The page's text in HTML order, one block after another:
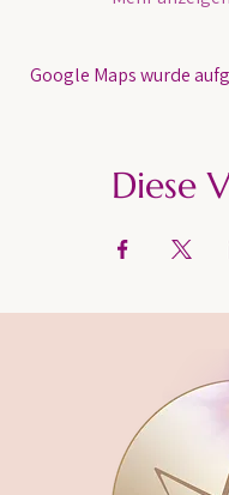
Google Maps wurde
Diese